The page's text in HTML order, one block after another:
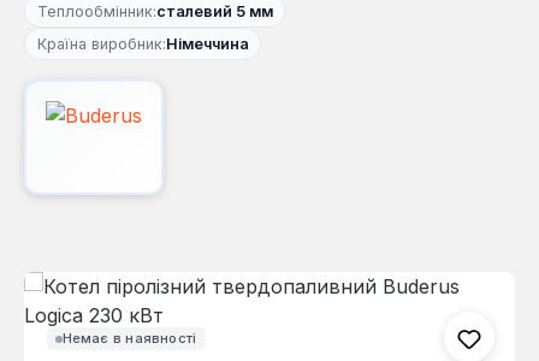
Теплообмінник:сталевий 5 мм
Країна виробник:Німеччина
Немає в наявності
Пропустити галерею зображень